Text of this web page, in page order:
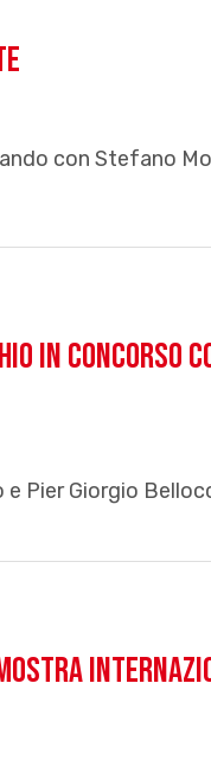
con Stefano
in concorso
Pier Giorgio